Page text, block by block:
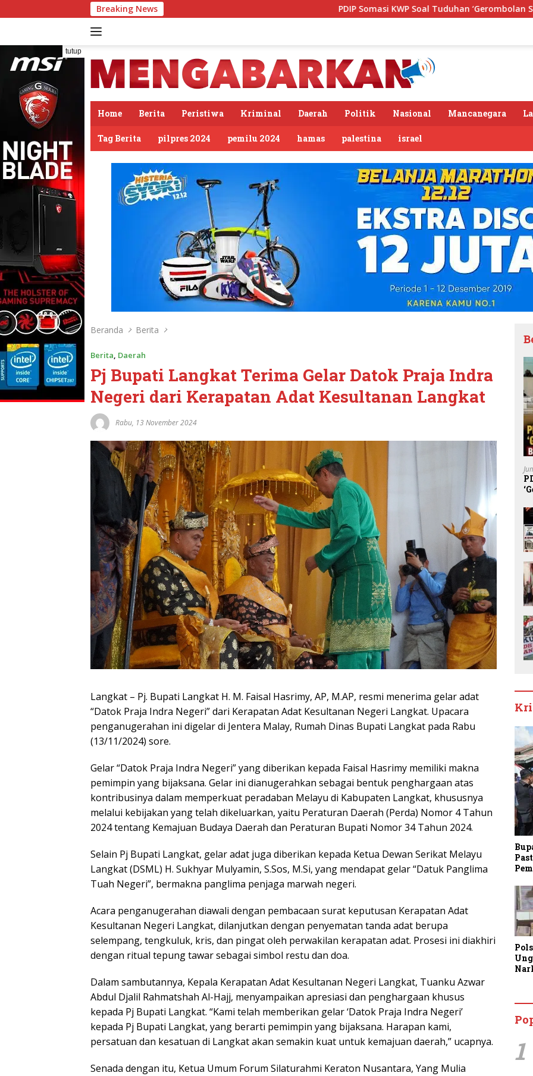
ke
Breaking News PDIP Somasi KWP Soal Tuduhan ‘Gerombolan Sirkus’, Buntut Rapat
tutup
Home Berita Peristiwa Kriminal Daerah Politik Nasional Mancanegara
Tag Berita pilpres 2024 pemilu 2024 hamas palestina israel
Beranda Berita
Berita, Daerah
Pj Bupati Langkat Terima Gelar Datok Praja Indra
Negeri dari Kerapatan Adat Kesultanan Langkat
Rabu, 13 November 2024
Langkat – Pj. Bupati Langkat H. M. Faisal Hasrimy, AP, M.AP, resmi menerima gelar adat
“Datok Praja Indra Negeri” dari Kerapatan Adat Kesultanan Negeri Langkat. Upacara
penganugerahan ini digelar di Jentera Malay, Rumah Dinas Bupati Langkat pada Rabu
(13/11/2024) sore.
Gelar “Datok Praja Indra Negeri” yang diberikan kepada Faisal Hasrimy memiliki makna
pemimpin yang bijaksana. Gelar ini dianugerahkan sebagai bentuk penghargaan atas
kontribusinya dalam memperkuat peradaban Melayu di Kabupaten Langkat, khususnya
melalui kebijakan yang telah dikeluarkan, yaitu Peraturan Daerah (Perda) Nomor 4 Tahun
2024 tentang Kemajuan Budaya Daerah dan Peraturan Bupati Nomor 34 Tahun 2024.
Selain Pj Bupati Langkat, gelar adat juga diberikan kepada Ketua Dewan Serikat Melayu
Langkat (DSML) H. Sukhyar Mulyamin, S.Sos, M.Si, yang mendapat gelar “Datuk Panglima
Tuah Negeri”, bermakna panglima penjaga marwah negeri.
Acara penganugerahan diawali dengan pembacaan surat keputusan Kerapatan Adat
Kesultanan Negeri Langkat, dilanjutkan dengan penyematan tanda adat berupa
selempang, tengkuluk, kris, dan pingat oleh perwakilan kerapatan adat. Prosesi ini diakhiri
dengan ritual tepung tawar sebagai simbol restu dan doa.
Dalam sambutannya, Kepala Kerapatan Adat Kesultanan Negeri Langkat, Tuanku Azwar
Abdul Djalil Rahmatshah Al-Hajj, menyampaikan apresiasi dan penghargaan khusus
kepada Pj Bupati Langkat. “Kami telah memberikan gelar ‘Datok Praja Indra Negeri’
kepada Pj Bupati Langkat, yang berarti pemimpin yang bijaksana. Harapan kami,
persatuan dan kesatuan di Langkat akan semakin kuat untuk kemajuan daerah,” ucapnya.
Senada dengan itu, Ketua Umum Forum Silaturahmi Keraton Nusantara, Yang Mulia
1